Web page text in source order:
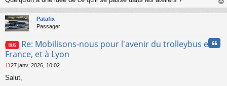
au
Patafix
Passager
Re: Mobilisons-nous pour l'avenir du trolleybus en
France, et à Lyon
e
27 janv. 2026, 10:02
Salut,